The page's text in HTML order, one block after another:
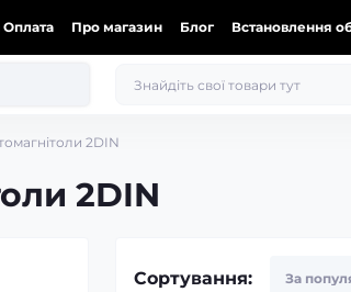
Оплата Про магазин Блог Встановлення
2DIN
2DIN
Сортування: